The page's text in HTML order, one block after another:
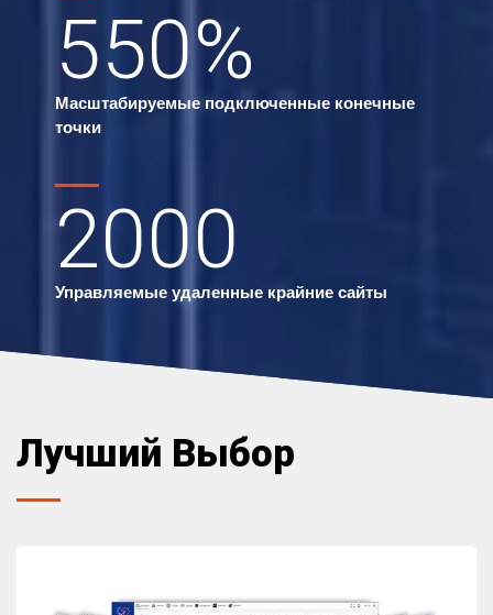
550%
Масштабируемые подключенные конечные
точки
2000
Управляемые удаленные крайние сайты
Лучший Выбор